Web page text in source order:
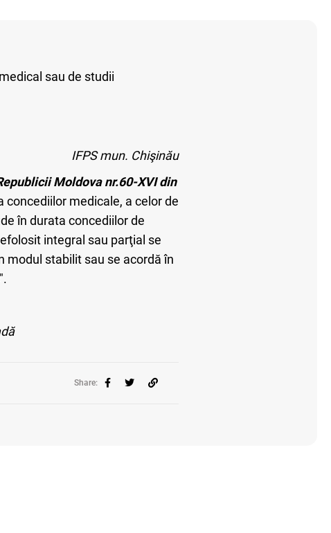
sau de studii
IFPS mun. Chişinău
Moldova nr.60-XVI din
concediilor medicale, a celor de
în durata concediilor de
integral sau parţial se
modul stabilit sau se acordă în
Share: